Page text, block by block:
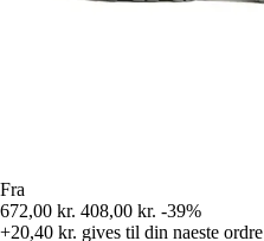
Fra
672,00 kr. 408,00 kr. -39%
+20,40 kr. gives til din naeste ordre